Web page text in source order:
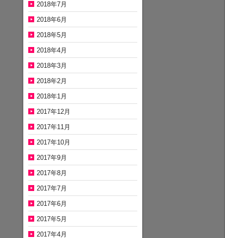
2018年7月
2018年6月
2018年5月
2018年4月
2018年3月
2018年2月
2018年1月
2017年12月
2017年11月
2017年10月
2017年9月
2017年8月
2017年7月
2017年6月
2017年5月
2017年4月